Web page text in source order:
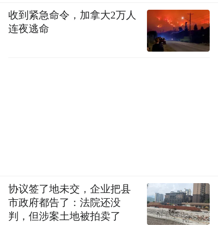
收到紧急命令，加拿大2万人
连夜逃命
协议签了地未交，企业把县
市政府都告了：法院还没
判，但涉案土地被拍卖了